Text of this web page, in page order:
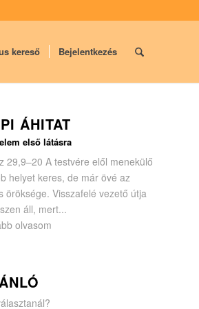
kereső Bejelentkezés
ÁHITAT
első látásra
29,9–20 A testvére elől menekülő
helyet keres, de már övé az
öröksége. Visszafelé vezető útja
áll, mert...
olvasom